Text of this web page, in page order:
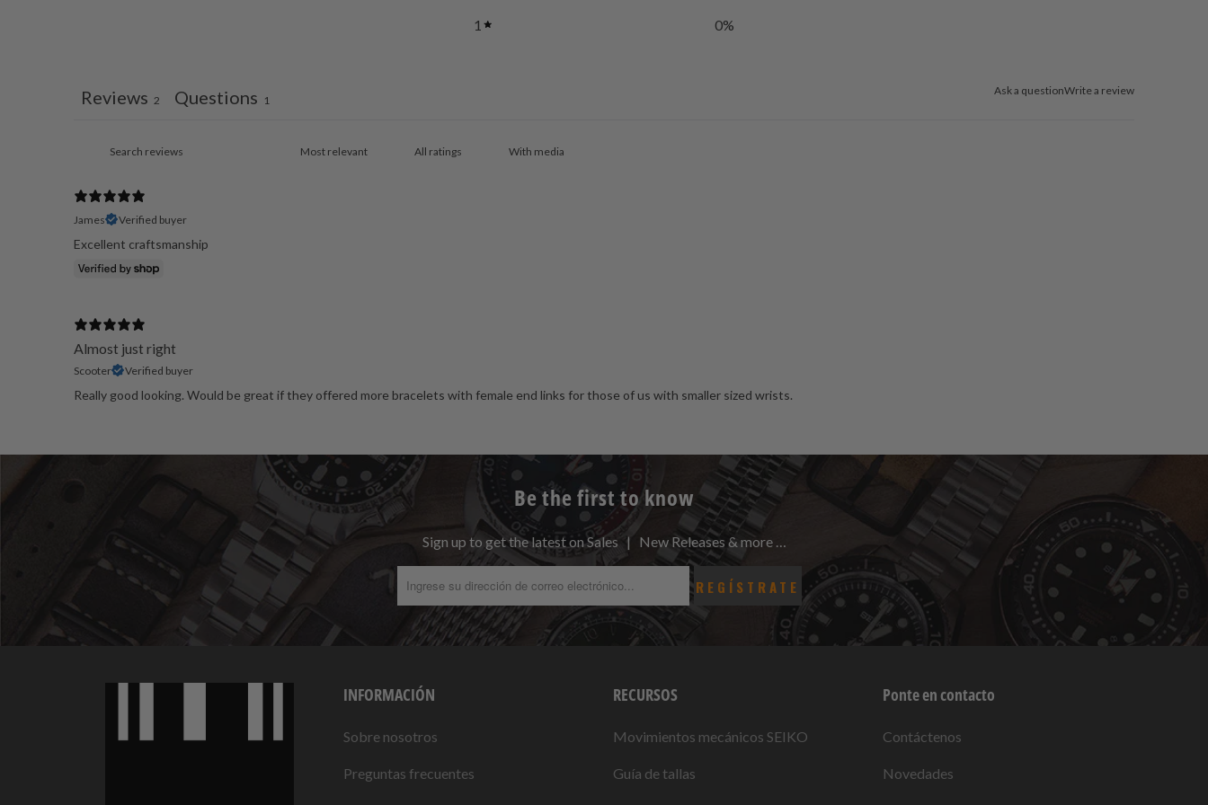
1
0%
Ask a questionWrite a review
Reviews 2 Questions 1
With media
James Verified buyer
Excellent craftsmanship
Almost just right
Scooter Verified buyer
Really good looking. Would be great if they offered more bracelets with female end links for those of us with smaller sized wrists.
Be the first to know
Sign up to get the latest on Sales | New Releases & more …
INFORMACIÓN
Sobre nosotros
Preguntas frecuentes
RECURSOS
Movimientos mecánicos SEIKO
Guía de tallas
Ponte en contacto
Contáctenos
Novedades